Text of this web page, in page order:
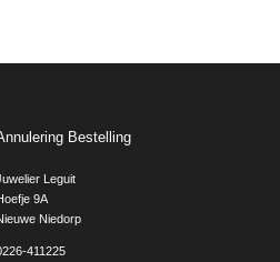
Bestelling
Leguit
9A
Niedorp
411225